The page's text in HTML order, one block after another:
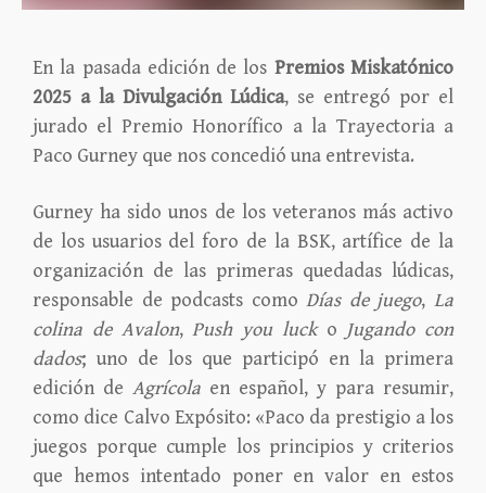
En la pasada edición de los Premios Miskatónico
2025 a la Divulgación Lúdica, se entregó por el
jurado el Premio Honorífico a la Trayectoria a
Paco Gurney que nos concedió una entrevista.
Gurney ha sido unos de los veteranos más activo
de los usuarios del foro de la BSK, artífice de la
organización de las primeras quedadas lúdicas,
responsable de podcasts comoDías de juego,La
colina de Avalon,Push you lucko Jugando con
dados; uno de los que participó en la primera
edición de Agrícola en español, y para resumir,
como dice Calvo Expósito: «Paco da prestigio a los
juegos porque cumple los principios y criterios
que hemos intentado poner en valor en estos